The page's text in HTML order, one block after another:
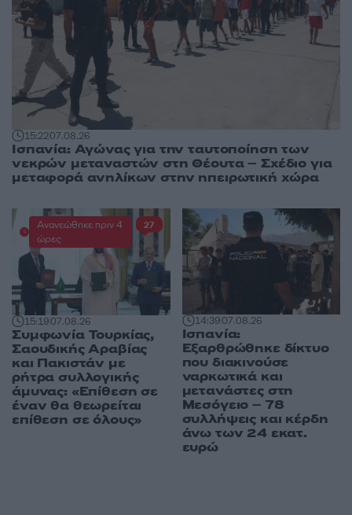
15:2207.08.26
Ισπανία: Αγώνας για την ταυτοποίηση των
νεκρών μεταναστών στη Θέουτα – Σχέδιο για
μεταφορά ανηλίκων στην ηπειρωτική χώρα
15:1907.08.26
Συμφωνία Τουρκίας,
Σαουδικής Αραβίας
και Πακιστάν με
ρήτρα συλλογικής
άμυνας: «Επίθεση σε
έναν θα θεωρείται
επίθεση σε όλους»
Ανανεώθηκε πριν 4
ώρες
27
14:3907.08.26
Ισπανία:
Εξαρθρώθηκε δίκτυο
που διακινούσε
ναρκωτικά και
μετανάστες στη
Μεσόγειο – 78
συλλήψεις και κέρδη
άνω των 24 εκατ.
ευρώ